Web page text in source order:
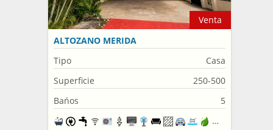
Venta
ALTOZANO MERIDA
Tipo
Casa
Superficie
250-500
Bańos
5